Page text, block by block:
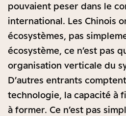
pouvaient peser dans le
international. Les Chinois
écosystèmes, pas
écosystème, ce n’est pas
organisation verticale du
D’autres entrants
technologie, la capacité à
à former. Ce n’est pas